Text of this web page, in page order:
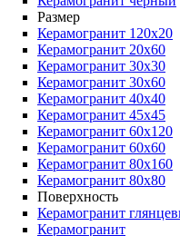
Размер
Керамогранит 120x20
Керамогранит 20x60
Керамогранит 30x30
Керамогранит 30x60
Керамогранит 40x40
Керамогранит 45x45
Керамогранит 60x120
Керамогранит 60x60
Керамогранит 80x160
Керамогранит 80x80
Поверхность
Керамогранит
Керамогранит